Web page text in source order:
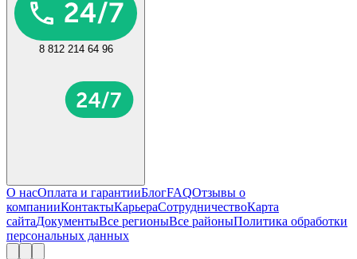
8 812 214 64 96
О насОплата и гарантииБлогFAQОтзывы о
компанииКонтактыКарьераСотрудничествоКарта
сайтаДокументыВсе регионыВсе районыПолитика обработки
персональных данных